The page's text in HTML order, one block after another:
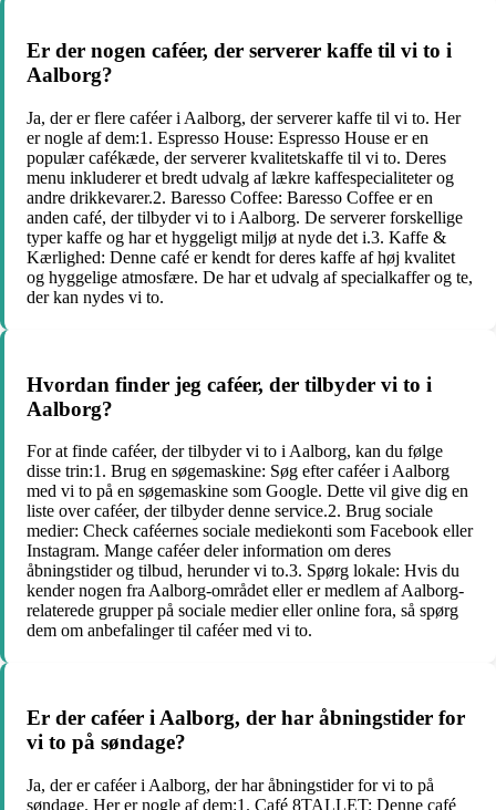
Er der nogen caféer, der serverer kaffe til vi to i
Aalborg?
Ja, der er flere caféer i Aalborg, der serverer kaffe til vi to. Her
er nogle af dem:1. Espresso House: Espresso House er en
populær cafékæde, der serverer kvalitetskaffe til vi to. Deres
menu inkluderer et bredt udvalg af lækre kaffespecialiteter og
andre drikkevarer.2. Baresso Coffee: Baresso Coffee er en
anden café, der tilbyder vi to i Aalborg. De serverer forskellige
typer kaffe og har et hyggeligt miljø at nyde det i.3. Kaffe &
Kærlighed: Denne café er kendt for deres kaffe af høj kvalitet
og hyggelige atmosfære. De har et udvalg af specialkaffer og te,
der kan nydes vi to.
Hvordan finder jeg caféer, der tilbyder vi to i
Aalborg?
For at finde caféer, der tilbyder vi to i Aalborg, kan du følge
disse trin:1. Brug en søgemaskine: Søg efter caféer i Aalborg
med vi to på en søgemaskine som Google. Dette vil give dig en
liste over caféer, der tilbyder denne service.2. Brug sociale
medier: Check caféernes sociale mediekonti som Facebook eller
Instagram. Mange caféer deler information om deres
åbningstider og tilbud, herunder vi to.3. Spørg lokale: Hvis du
kender nogen fra Aalborg-området eller er medlem af Aalborg-
relaterede grupper på sociale medier eller online fora, så spørg
dem om anbefalinger til caféer med vi to.
Er der caféer i Aalborg, der har åbningstider for
vi to på søndage?
Ja, der er caféer i Aalborg, der har åbningstider for vi to på
søndage. Her er nogle af dem:1. Café 8TALLET: Denne café